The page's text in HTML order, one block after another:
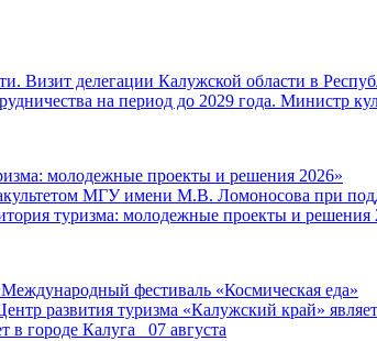
Визит делегации Калужской области в
на период до 2029 года. Министр
молодежные проекты и решения 2026»
МГУ имени М.В. Ломоносова при
туризма: молодежные проекты и решения
фестиваль «Космическая еда»
развития туризма «Калужский край»
в городе Калуга 07 августа